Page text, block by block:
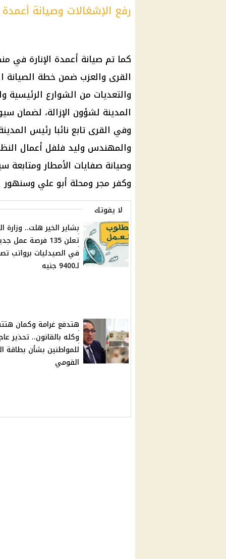
رفع الإشغالات وصيانة أعمدة
كما تم صيانة أعمدة الإنارة
القرى والعزب ضمن خطة الصيانة
والتعديات من الشوارع الرئيسية
المدينة لشؤون الإزالة، لضمان
وفي القرى تابع نائبا رئيس
والمهندس وليد فلفل أعمال
وصيانة صفايات الأمطار
وكفر مجر ومحلة أبو علي وسنهور
لا يفوتك
بشاير الخير هلت.. وزارة
تعلن 135 فرصة عمل
في الصيدليات برواتب
لـ9400 جنيه
هتدفع غرامة وكمان
وكله بالقانون.. تحذير
للمواطنين بشأن بطاقة
القومي